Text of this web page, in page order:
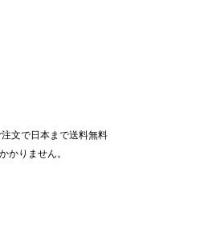
文で日本まで送料無料
かりません。